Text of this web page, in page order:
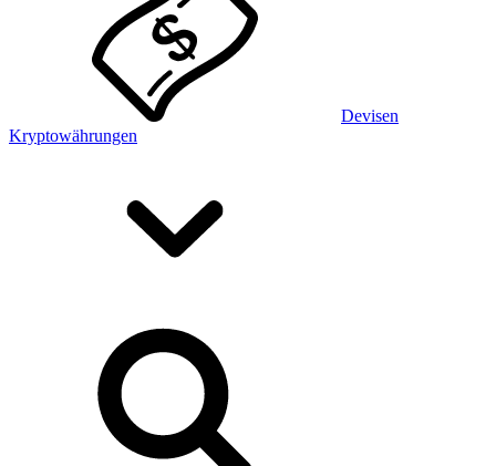
Devisen
Kryptowährungen